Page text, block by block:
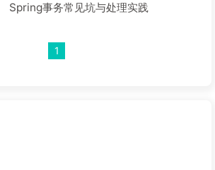
Spring事务常见坑与处理实践
1